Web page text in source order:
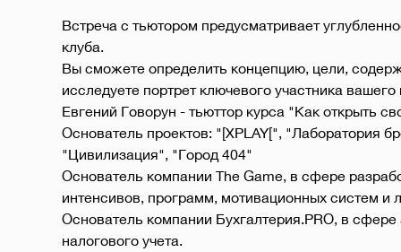
Встреча с тьютором предусматривает
клуба.
Вы сможете определить концепцию, цели,
исследуете портрет ключевого участника
Евгений Говорун - тьюттор курса "Как открыть
Основатель проектов: "[XPLAY[", "Лаборатория
"Цивилизация", "Город 404"
Основатель компании The Game, в сфере
интенсивов, программ, мотивационных систем и
Основатель компании Бухгалтерия.PRO, в
налогового учета.